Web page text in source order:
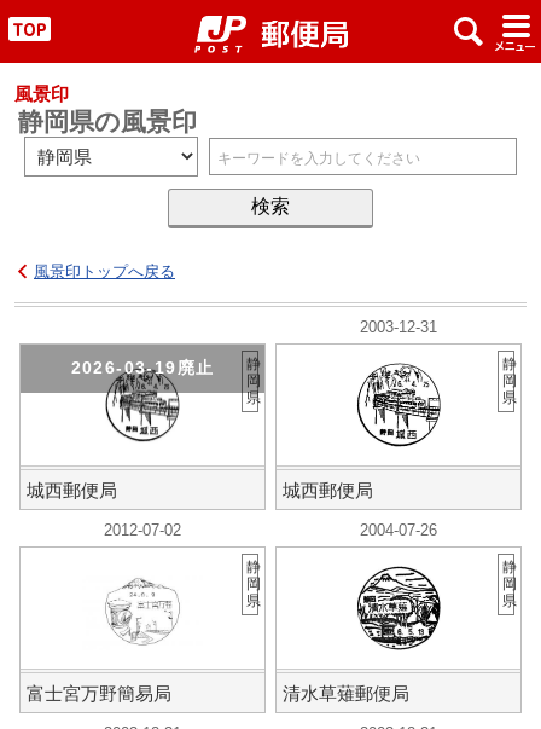
" x #
風景印
静岡県の風景印
風景印トップへ戻る
城西郵便局
2026-03-19廃止
静
岡
県
2003-12-31
城西郵便局
静
岡
県
2012-07-02
富士宮万野簡易局
静
岡
県
2004-07-26
清水草薙郵便局
静
岡
県